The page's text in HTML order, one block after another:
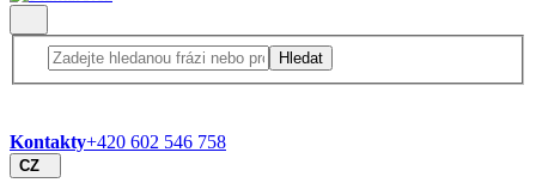
Hledat
Kontakty+420 602 546 758
CZ